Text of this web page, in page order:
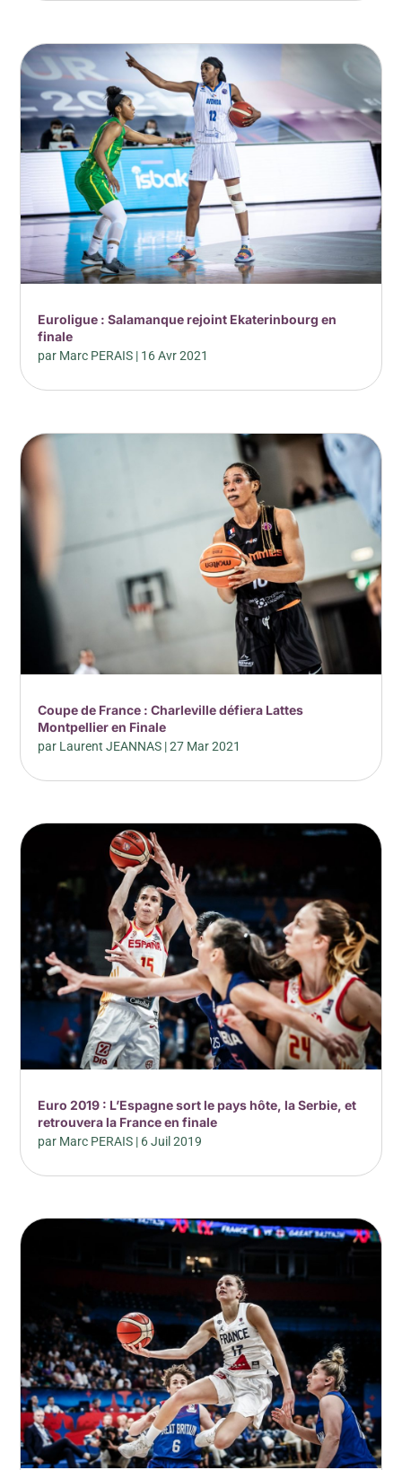
Euroligue : Salamanque rejoint Ekaterinbourg en
finale
par Marc PERAIS | 16 Avr 2021
Coupe de France : Charleville défiera Lattes
Montpellier en Finale
par Laurent JEANNAS |27 Mar 2021
Euro 2019 : L’Espagne sort le pays hôte, la Serbie, et
retrouvera la France en finale
par Marc PERAIS | 6 Juil 2019